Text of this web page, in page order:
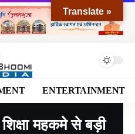
ENTERTAINMENT
>UTTARAKHAND> DEHRADUN
महकमे से बड़ी
Translate »